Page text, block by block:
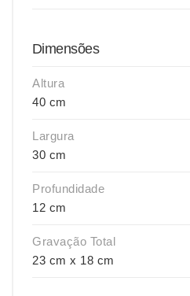
Dimensões
Altura
40 cm
Largura
30 cm
Profundidade
12 cm
Gravação Total
23 cm x 18 cm